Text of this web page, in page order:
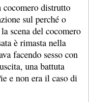
cocomero distrutto
sul perché o
scena del cocomero
è rimasta nella
facendo sesso con
una battuta
e non era il caso di